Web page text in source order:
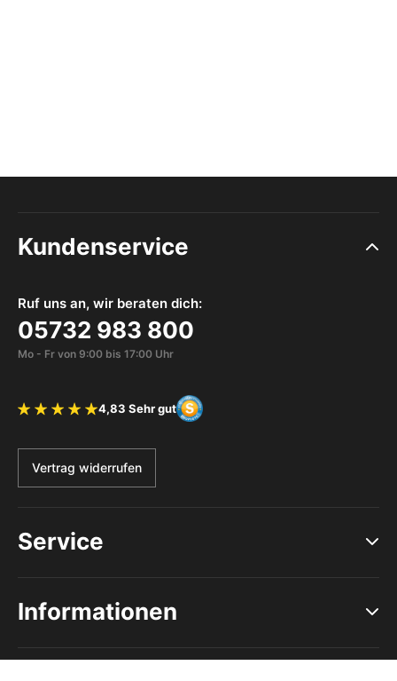
Kundenservice
Ruf uns an, wir beraten dich:
05732 983 800
Mo - Fr von 9:00 bis 17:00 Uhr
Bewertung 4.83 von 5 Sternen
4,83 Sehr gut
Vertrag widerrufen
Service
Informationen